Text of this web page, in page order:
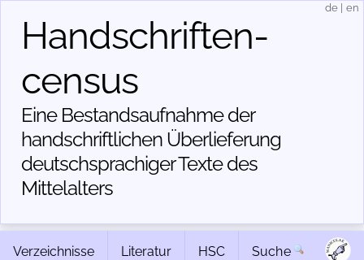
Handschriften­
census
Eine Bestandsaufnahme der
handschriftlichen Über­lieferung
deutschsprachiger Texte des
Mittelalters
de en
Verzeichnisse Literatur HSC Suche